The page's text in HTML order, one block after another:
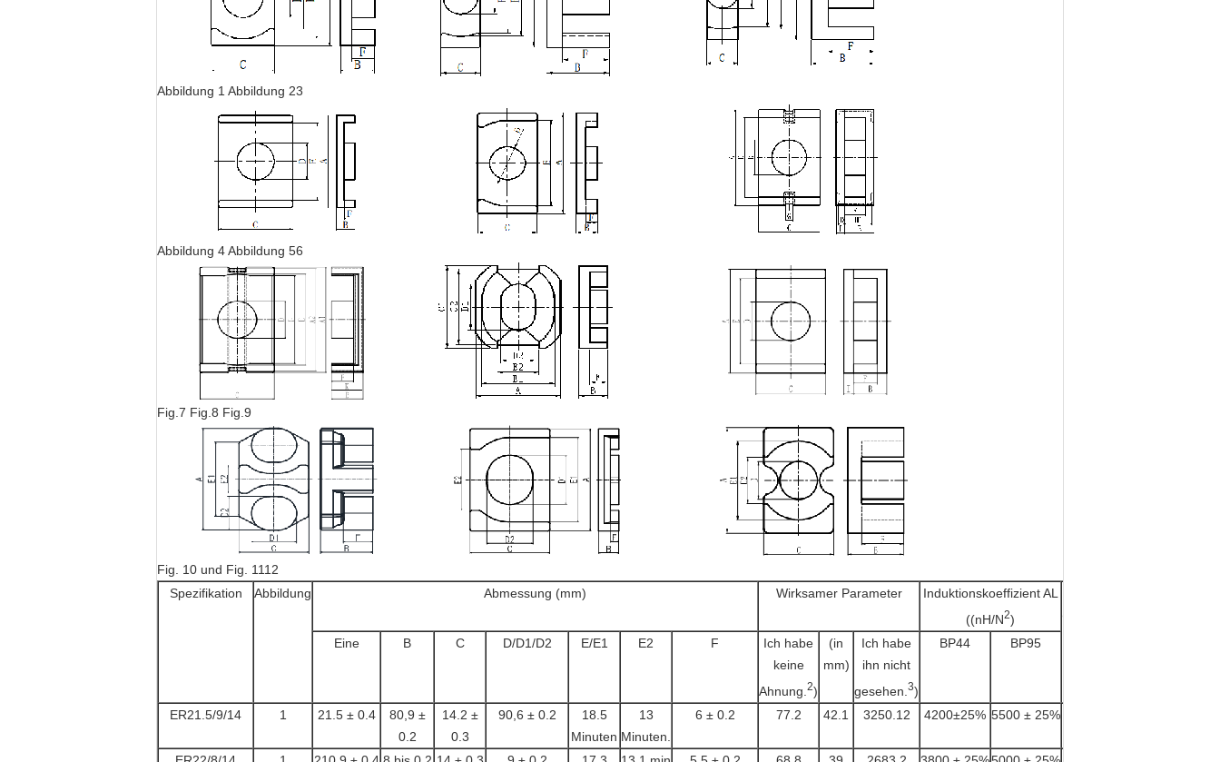
Abbildung 1 Abbildung 23
Abbildung 4 Abbildung 56
Fig.7 Fig.8 Fig.9
Fig. 10 und Fig. 1112
Spezifikation
Abbildung Abmessung (mm) Wirksamer Parameter
Induktionskoeffizient AL
((nH/N2)
Eine
B C D/D1/D2 E/E1 E2 F
Ich habe
keine
Ahnung. 2)
(in
mm)
Ich habe
ihn nicht
gesehen. 3)
BP44 BP95
ER21.5/9/14 1 21.5 ± 0.4
80,9 ±
0.2
14.2 ±
0.3
90,6 ± 0.2
18.5
Minuten
13
Minuten.
6 ± 0.2 77.2 42.1 3250.12 4200±25% 5500 ± 25%